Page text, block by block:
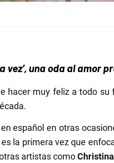
vez’, una oda al
hacer muy feliz a todo
español en otras
la primera vez que
artistas como